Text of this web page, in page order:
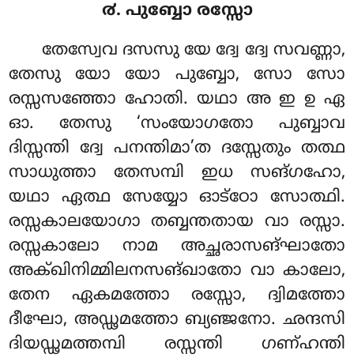
൪. പുബ്ബോ രസ്സോ
തേസ്വേവ ദസസു യേ ദ്വേ ദ്വേ സവണ്ണാ,
തേസു യോ യോ പുബ്ബോ, സോ സോ
രസ്സസഞ്ഞോ ഹോതി. യഥാ അ ഇ ഉ ഏ
ഓ. തേസു ‘സംയോഗതോ പുബ്ബാവ
ദിസ്സന്തി ദ്വേ പനന്തിമാ’ത ദസ്സേതും തത്ഥ
സാധുത്താ തേസമ്പി ഇധ സങ്ഗഹോ,
യഥാ ഏത്ഥ സേയ്യോ ഓട്ഠോ സോത്ഥി.
രസ്സകാലയോഗാ തബ്ബന്തതായ വാ രസ്സാ.
രസ്സകാലോ നാമ അച്ഛരാസങ്ഘാതോ
അക്ഖിനിമ്മിലനസങ്ഖാതോ വാ കാലോ,
തേന ഏകമത്തോ രസ്സോ, ദ്വിമത്തോ
ദീഘോ, അഡ്ഢമത്തോ ബ്യഞ്ജനോ. ഛന്ദസി
ദിയഡ്ഢമത്തമ്പി രസ്സന്തി ഗണ്ഹന്തി